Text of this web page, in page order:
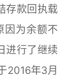
存款回执载
因为余额不
进行了继续
2016年3月